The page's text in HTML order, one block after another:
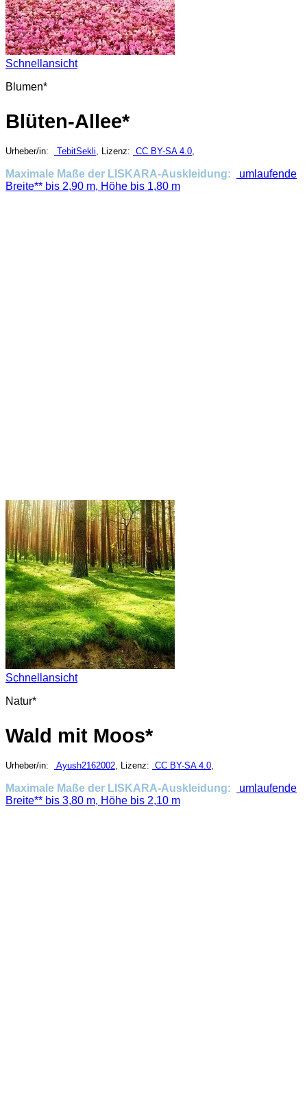
Schnellansicht
Blumen*
Blüten-Allee*
Urheber/in: TebitSekli , Lizenz: CC BY-SA 4.0
Maximale Maße der LISKARA-Auskleidung:
umlaufende
Breite** bis 2,90 m, Höhe bis 1,80 m
Schnellansicht
Natur*
Wald mit Moos*
Urheber/in: Ayush2162002 , Lizenz: CC BY-SA 4.0
Maximale Maße der LISKARA-Auskleidung:
umlaufende
Breite** bis 3,80 m, Höhe bis 2,10 m